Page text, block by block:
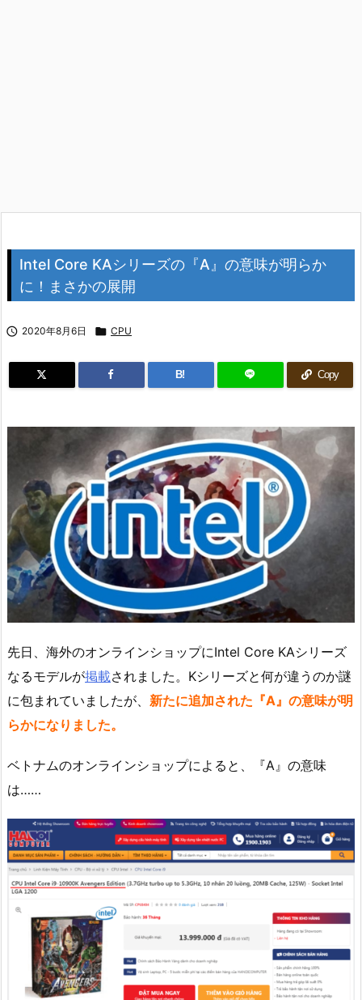
Intel Core KAシリーズの『A』の意味が明らか
に！まさかの展開
 2020年8月6日  CPU
B! Copy
先日、海外のオンラインショップにIntel Core KAシリーズ
なるモデルが掲載されました。Kシリーズと何が違うのか謎
に包まれていましたが、 新たに追加された『A』の意味が明
らかになりました。
ベトナムのオンラインショップによると、『A』の意味
は……